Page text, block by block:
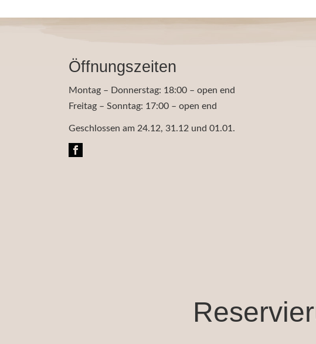
Öffnungszeiten
Montag – Donnerstag: 18:00 – open end
Freitag – Sonntag: 17:00 – open end
Geschlossen am 24.12, 31.12 und 01.01.